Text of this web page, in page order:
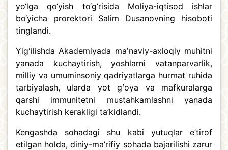
yo‘lga qo‘yish to‘g‘risida Moliya-iqtisod ishlar
bo‘yicha prorektori Salim Dusanovning hisoboti
tinglandi.
Yigʻilishda Akademiyada maʼnaviy-axloqiy muhitni
yanada kuchaytirish, yoshlarni vatanparvarlik,
milliy va umuminsoniy qadriyatlarga hurmat ruhida
tarbiyalash, ularda yot gʻoya va mafkuralarga
qarshi immunitetni mustahkamlashni yanada
kuchaytirish kerakligi ta’kidlandi.
Kengashda sohadagi shu kabi yutuqlar e’tirof
etilgan holda, diniy-ma’rifiy sohada bajarilishi zarur